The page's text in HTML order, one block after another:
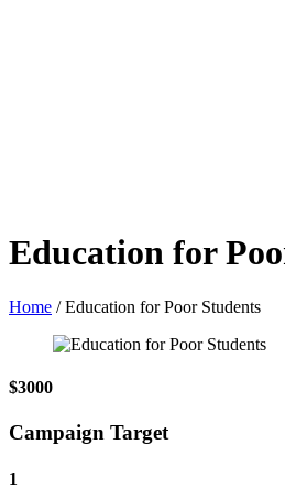
Education for
Home /Education for Poor Students
$3000
Campaign Target
1